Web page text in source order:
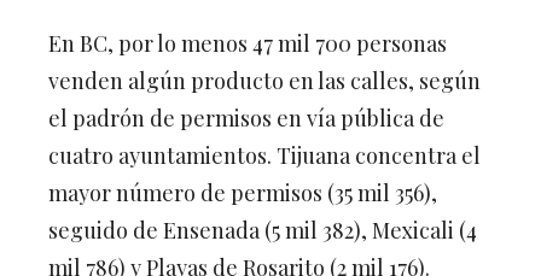
En BC, por lo menos 47 mil 700 personas
venden algún producto en las calles, según
el padrón de permisos en vía pública de
cuatro ayuntamientos. Tijuana concentra el
mayor número de permisos (35 mil 356),
seguido de Ensenada (5 mil 382), Mexicali (4
mil 786) y Playas de Rosarito (2 mil 176).